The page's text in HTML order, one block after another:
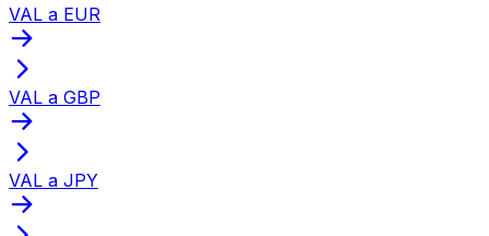
VAL a EUR
VAL a GBP
VAL a JPY